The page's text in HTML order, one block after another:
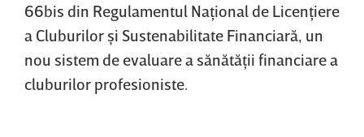
66bis din Regulamentul Naţional de Licenţiere
a Cluburilor şi Sustenabilitate Financiară, un
nou sistem de evaluare a sănătăţii financiare a
cluburilor profesioniste.